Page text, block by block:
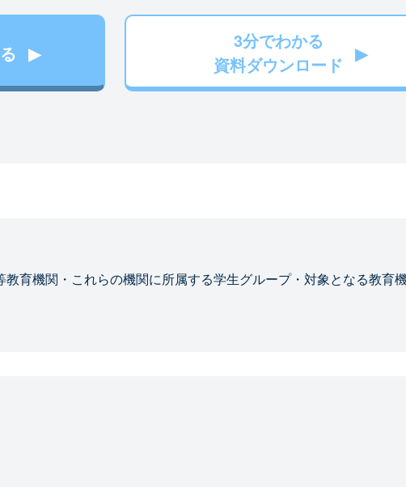
3分でわかる
資料ダウンロード
育機関・これらの機関に所属する学生グループ・対象となる教育